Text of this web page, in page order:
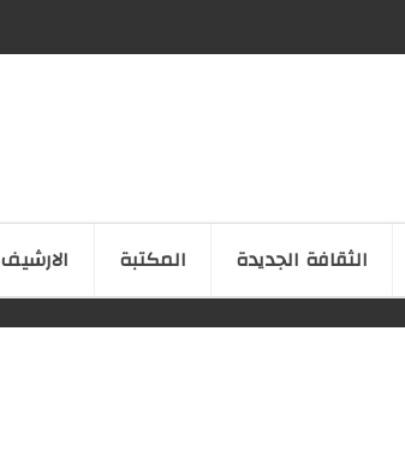
الثقافة الجدیدة المكتبة الارشیف